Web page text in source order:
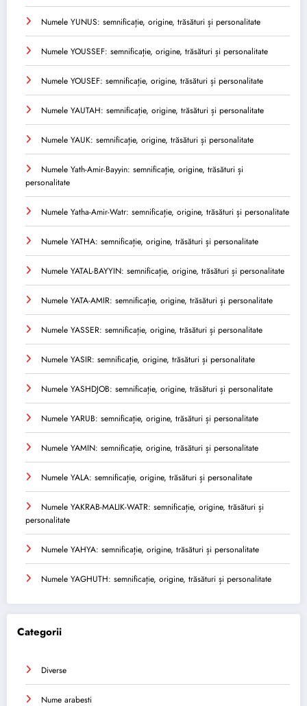
Numele YUNUS: semnificație, origine, trăsături și personalitate
Numele YOUSSEF: semnificație, origine, trăsături și personalitate
Numele YOUSEF: semnificație, origine, trăsături și personalitate
Numele YAUTAH: semnificație, origine, trăsături și personalitate
Numele YAUK: semnificație, origine, trăsături și personalitate
Numele Yath-Amir-Bayyin: semnificație, origine, trăsături și
personalitate
Numele Yatha-Amir-Watr: semnificație, origine, trăsături și personalitate
Numele YATHA: semnificație, origine, trăsături și personalitate
Numele YATAL-BAYYIN: semnificație, origine, trăsături și personalitate
Numele YATA-AMIR: semnificație, origine, trăsături și personalitate
Numele YASSER: semnificație, origine, trăsături și personalitate
Numele YASIR: semnificație, origine, trăsături și personalitate
Numele YASHDJOB: semnificație, origine, trăsături și personalitate
Numele YARUB: semnificație, origine, trăsături și personalitate
Numele YAMIN: semnificație, origine, trăsături și personalitate
Numele YALA: semnificație, origine, trăsături și personalitate
Numele YAKRAB-MALIK-WATR: semnificație, origine, trăsături și
personalitate
Numele YAHYA: semnificație, origine, trăsături și personalitate
Numele YAGHUTH: semnificație, origine, trăsături și personalitate
Categorii
Diverse
Nume arabesti